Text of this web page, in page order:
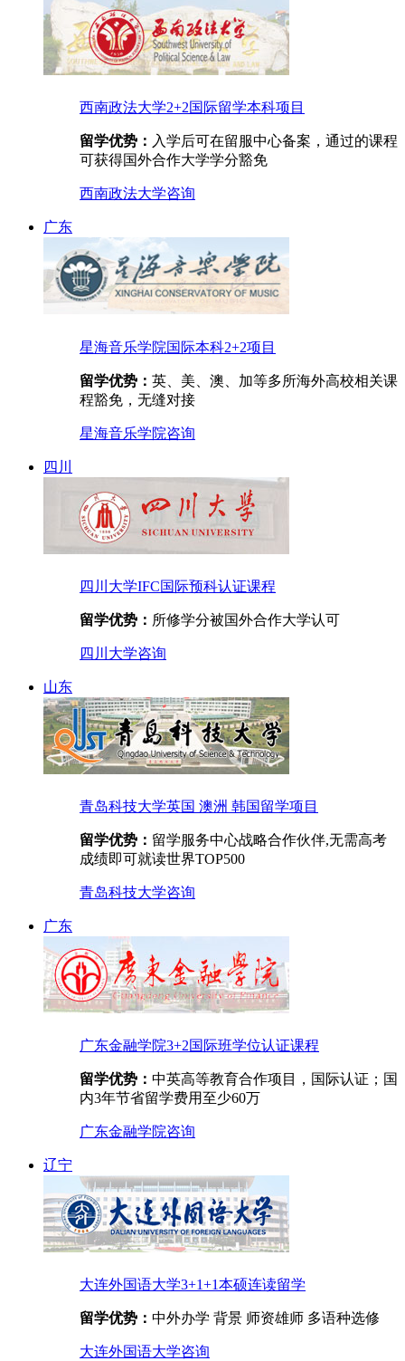
西南政法大学2+2国际留学本科项目
留学优势： 入学后可在留服中心备案，通过的课程
可获得国外合作大学学分豁免
西南政法大学咨询
广东
星海音乐学院国际本科2+2项目
留学优势： 英、美、澳、加等多所海外高校相关课
程豁免，无缝对接
星海音乐学院咨询
四川
四川大学IFC国际预科认证课程
留学优势： 所修学分被国外合作大学认可
四川大学咨询
山东
青岛科技大学英国 澳洲 韩国留学项目
留学优势： 留学服务中心战略合作伙伴,无需高考
成绩即可就读世界TOP500
青岛科技大学咨询
广东
广东金融学院3+2国际班学位认证课程
留学优势： 中英高等教育合作项目，国际认证；国
内3年节省留学费用至少60万
广东金融学院咨询
辽宁
大连外国语大学3+1+1本硕连读留学
留学优势： 中外办学 背景 师资雄师 多语种选修
大连外国语大学咨询